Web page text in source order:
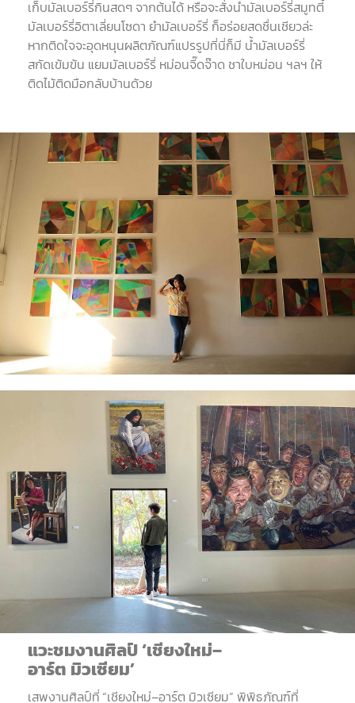
เก็บมัลเบอร์รี่กินสดๆ จากต้นได้ หรือจะสั่งน้ำมัลเบอร์รี่สมูทตี้
มัลเบอร์รี่อิตาเลี่ยนโซดา ยำมัลเบอร์รี่ก็อร่อยสดชื่นเชียวล่ะ
หากติดใจจะอุดหนุนผลิตภัณฑ์แปรรูปที่นี่ก็มี น้ำมัลเบอร์รี่
สกัดเข้มข้น แยมมัลเบอร์รี่ หม่อนจี๊ดจ๊าด ชาใบหม่อน ฯลฯ ให้
ติดไม้ติดมือกลับบ้านด้วย
แวะชมงานศิลป์‘เชียงใหม่–
อาร์ต มิวเซียม’
เสพงานศิลป์ที่ “เชียงใหม่–อาร์ต มิวเซียม” พิพิธภัณฑ์ที่